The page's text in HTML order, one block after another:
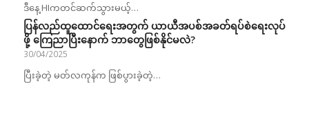
ဒီနေ့ HIကတင်ဆက်သွားမယ့်…
ပြန်လည်ထူထောင်ရေးအတွက် ယာယီအပစ်အခတ်ရပ်စဲရေးလုပ်
ဖို့ ကြေညာပြီးနောက် ဘာတွေဖြစ်နိုင်မလဲ?
30/04/2025
ပြီးခဲ့တဲ့ မတ်လကုန်က ဖြစ်ပွားခဲ့တဲ့…